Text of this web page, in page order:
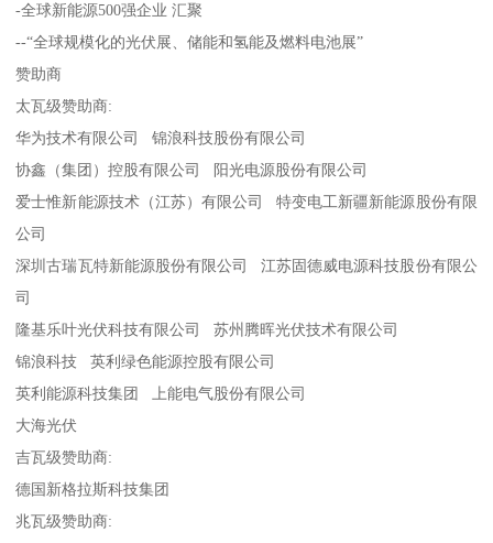
-全球新能源500强企业 汇聚
--“全球规模化的光伏展、储能和氢能及燃料电池展”
赞助商
太瓦级赞助商:
华为技术有限公司 锦浪科技股份有限公司
协鑫（集团）控股有限公司 阳光电源股份有限公司
爱士惟新能源技术（江苏）有限公司 特变电工新疆新能源股份有限
公司
深圳古瑞瓦特新能源股份有限公司 江苏固德威电源科技股份有限公
司
隆基乐叶光伏科技有限公司 苏州腾晖光伏技术有限公司
锦浪科技 英利绿色能源控股有限公司
英利能源科技集团 上能电气股份有限公司
大海光伏
吉瓦级赞助商:
德国新格拉斯科技集团
兆瓦级赞助商: